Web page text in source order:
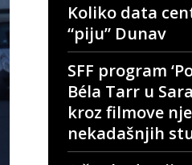
Koliko data
“piju” Dunav
SFF program
Béla Tarr u
kroz filmove
nekadašnjih